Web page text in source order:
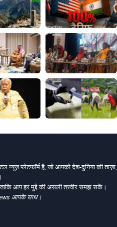
न्यूज़ प्लेटफॉर्म है, जो आपको देश-दुनिया की ताज़ा,
आप हर मुद्दे की असली तस्वीर समझ सकें।
आपके साथ।